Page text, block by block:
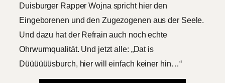
Duisburger Rapper Wojna spricht hier den
Eingeborenen und den Zugezogenen aus der Seele.
Und dazu hat der Refrain auch noch echte
Ohrwurmqualität. Und jetzt alle: „Dat is
Düüüüüüsburch, hier will einfach keiner hin…“